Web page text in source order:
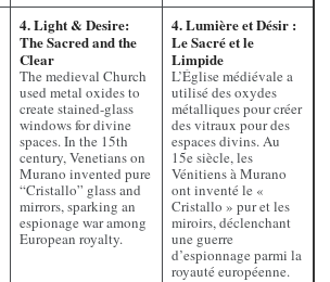
4. Light & Desire:
The Sacred and the
Clear
The medieval Church
used metal oxides to
create stained-glass
windows for divine
spaces. In the 15th
century, Venetians on
Murano invented pure
“Cristallo” glass and
mirrors, sparking an
espionage war among
European royalty.
4. Lumière et Désir :
Le Sacré et le
Limpide
L’Église médiévale a
utilisé des oxydes
métalliques pour créer
des vitraux pour des
espaces divins. Au
15e siècle, les
Vénitiens à Murano
ont inventé le «
Cristallo » pur et les
miroirs, déclenchant
une guerre
d’espionnage parmi la
royauté européenne.